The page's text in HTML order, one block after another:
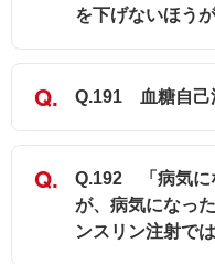
を下げないほう
Q.191 血糖自己
Q.192 「病気に
が、病気になっ
ンスリン注射で